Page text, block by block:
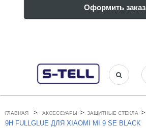
Оформить заказ
ГЛАВНАЯ > АКСЕССУАРЫ > ЗАЩИТНЫЕ СТЕКЛА >
9H FULLGLUE ДЛЯ XIAOMI MI 9 SE BLACK